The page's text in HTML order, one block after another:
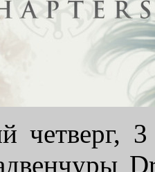
3